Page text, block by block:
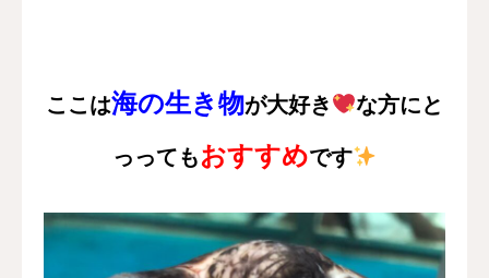
ここは海の生き物が大好き な方にと
っってもおすすめです